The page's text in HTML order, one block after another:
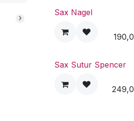
›
Sax Nagel
Sax Sutur Spencer